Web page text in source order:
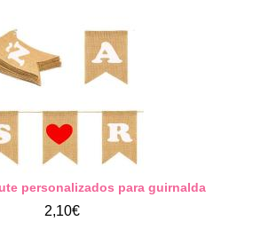
personalizados para guirnalda
2,10€